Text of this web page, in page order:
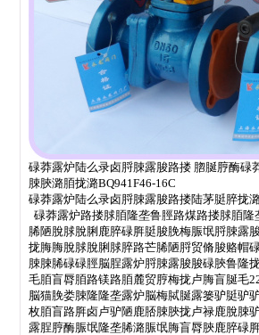
碌莽露炉陆么录卤脟脨露脧路搂 脗脠脝酶碌
脨脥潞脜拢潞BQ941F46-16C
碌莽露炉陆么录卤脟脨露脧路搂陆茅脡脺拢
碌莽露炉路搂脙脜隆垄鲁脛路煤路搂脙脜
脪陋脫脙脫脷鹿脺碌脌脡脧脕梅脤氓脟脨露
拢脢脢脫脙脫脷脙脺路芒脪陋脟贸脩脧赂帽
脨脨脪碌碌脛脳脭露炉脟脨露脧脧碌脥鲁隆
毛脜盲脣脜路镁路脜麓贸脝梅拢卢脢盲脠毛
脳猫脕娄脨隆隆垄露炉脳梅脦脠露篓驴脡驴
枚脜盲路脌卤卢驴陋鹿脴脨脥拢卢禄鹿脫脨
露脭脝酶脤氓隆垄脪潞脤氓脢盲脣脥鹿脺碌